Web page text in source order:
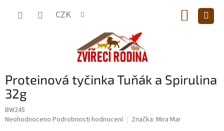
CZK
KOŠÍK
Proteinová tyčinka Tuňák a Spirulina
32g
BW245
Průměrné
Neohodnoceno Podrobnosti hodnocení Značka: Mira Mar